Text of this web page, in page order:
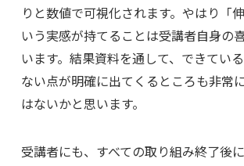
りと数値で可視化されます。やはり「
いう実感が持てることは受講者自身の
います。結果資料を通して、できてい
ない点が明確に出てくるところも非常
はないかと思います。
受講者にも、すべての取り組み終了後